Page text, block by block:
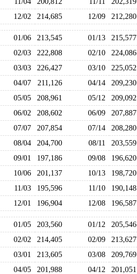
12/02 214,685 12/09
01/06 213,545 01/13
02/03 222,808 02/10
03/03 226,427 03/10
04/07 211,126 04/14
05/05 208,961 05/12
06/02 208,602 06/09
07/07 207,854 07/14
08/04 204,700 08/11
09/01 197,186 09/08
10/06 201,137 10/13
11/03 195,596 11/10
12/01 196,904 12/08
01/05 203,560 01/12
02/02 214,405 02/09
03/01 213,605 03/08
04/05 201,988 04/12